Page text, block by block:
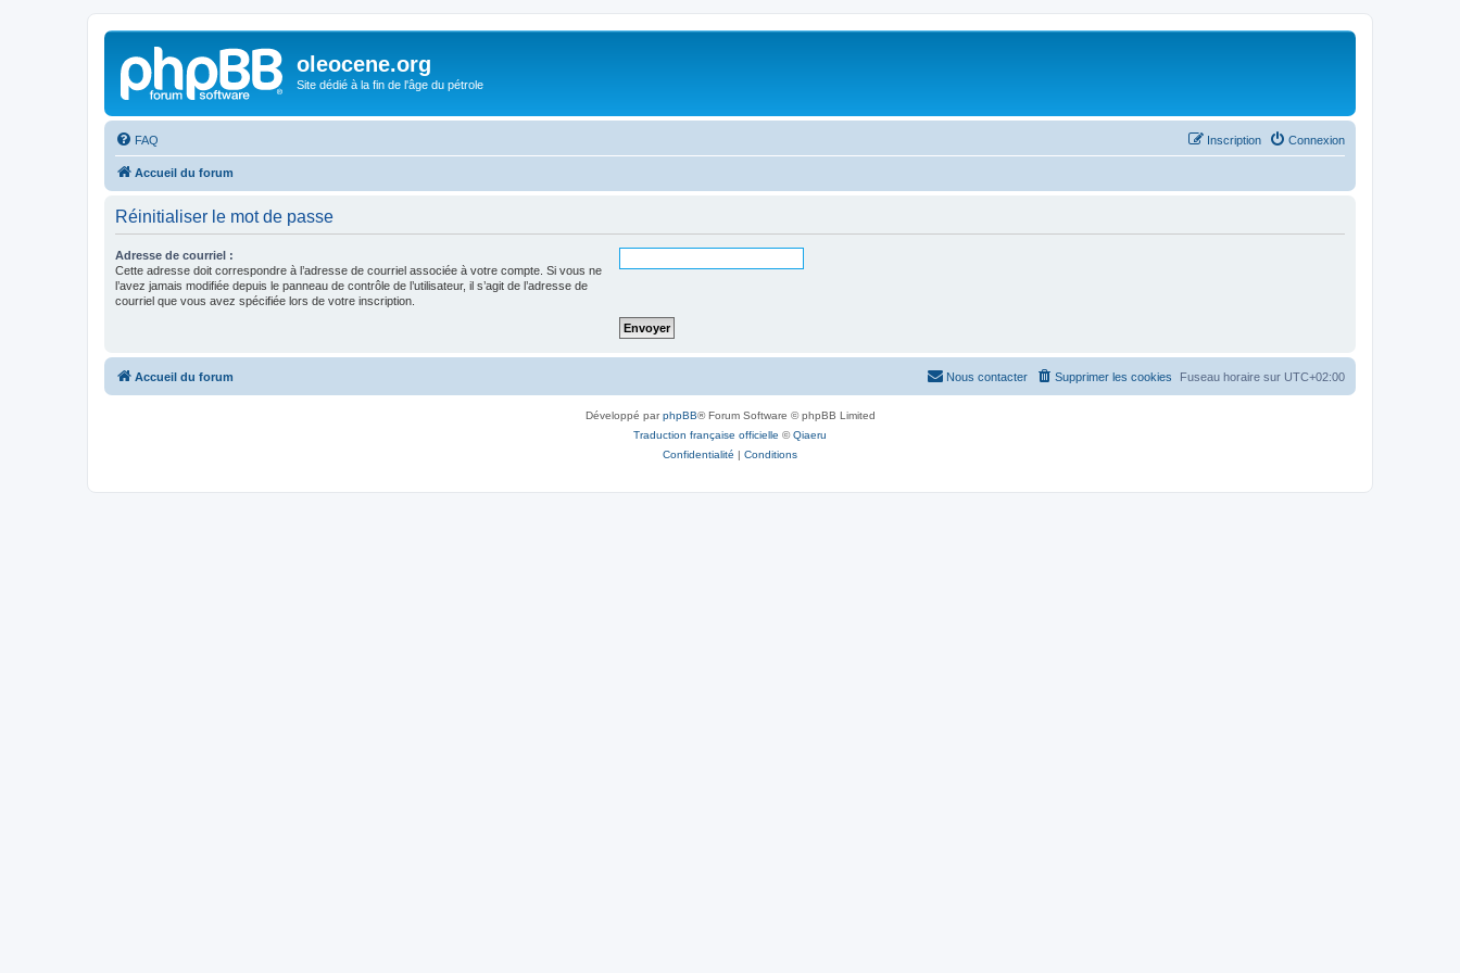
oleocene.org
Site dédié à la fin de l'âge du pétrole
FAQ Connexion
Inscription
Accueil du forum
Réinitialiser le mot de passe
Adresse de courriel :
Cette adresse doit correspondre à l’adresse de courriel associée à votre compte. Si vous ne
l’avez jamais modifiée depuis le panneau de contrôle de l’utilisateur, il s’agit de l’adresse de
courriel que vous avez spécifiée lors de votre inscription.
Accueil du forum Fuseau horaire sur UTC+02:00
Supprimer les cookies
Nous contacter
Développé parphpBB® Forum Software © phpBB Limited
Traduction française officielle ©Qiaeru
Confidentialité | Conditions